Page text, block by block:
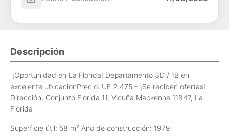
Descripción
¡Oportunidad en La Florida! Departamento 3D / 1B en
excelente ubicaciónPrecio: UF 2.475 – ¡Se reciben ofertas!
Dirección: Conjunto Florida 11, Vicuña Mackenna 11847, La
Florida
Superficie útil: 58 m² Año de construcción: 1979